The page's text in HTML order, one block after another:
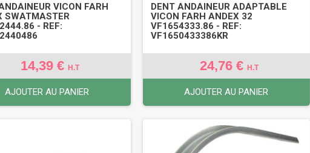
VICON FARH
SWATMASTER
- REF:
14,39 € H.T
AJOUTER AU PANIER
DENT ANDAINEUR ADAPTABLE
VICON FARH ANDEX 32
VF1654333.86 - REF:
VF1650433386KR
24,76 €H.T
AJOUTER AU PANIER